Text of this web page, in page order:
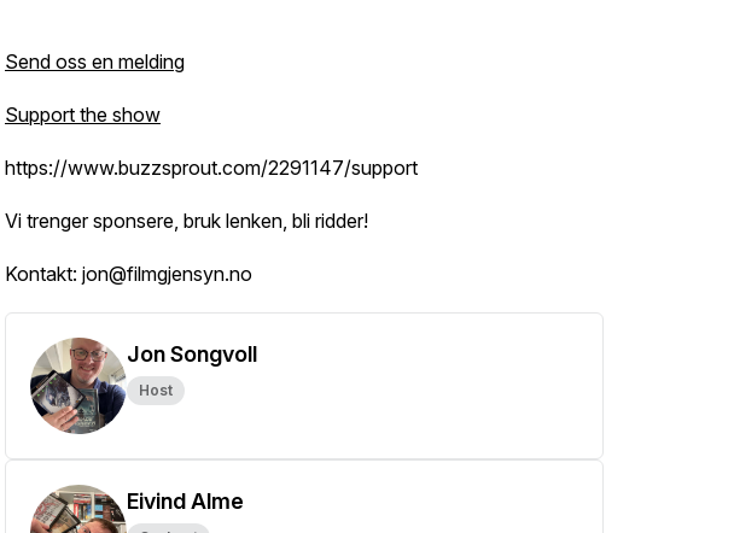
Send oss en melding
Support the show
https://www.buzzsprout.com/2291147/support
Vi trenger sponsere, bruk lenken, bli ridder!
Kontakt: jon@filmgjensyn.no
Jon Songvoll
Host
Eivind Alme